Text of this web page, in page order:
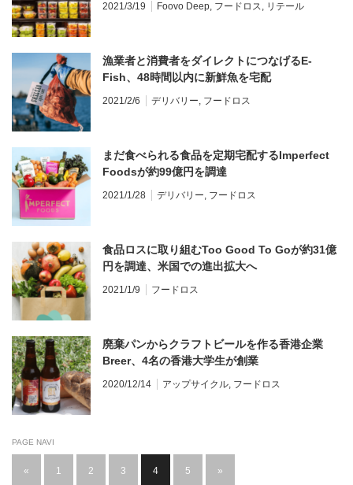
2021/3/19 Foovo Deep, フードロス, リテール
漁業者と消費者をダイレクトにつなげるE-
Fish、48時間以内に新鮮魚を宅配
2021/2/6 デリバリー, フードロス
まだ食べられる食品を定期宅配するImperfect
Foodsが約99億円を調達
2021/1/28 デリバリー, フードロス
食品ロスに取り組むToo Good To Goが約31億
円を調達、米国での進出拡大へ
2021/1/9 フードロス
廃棄パンからクラフトビールを作る香港企業
Breer、4名の香港大学生が創業
2020/12/14 アップサイクル, フードロス
PAGE NAVI
« 1 2 3 4 5 »